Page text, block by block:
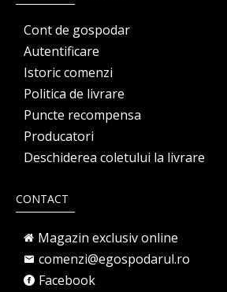
Cont de gospodar
Autentificare
Istoric comenzi
Politica de livrare
Puncte recompensa
Producatori
Deschiderea coletului la livrare
CONTACT
Magazin exclusiv online
comenzi@egospodarul.ro
Facebook